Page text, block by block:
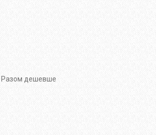
Разом дешевше